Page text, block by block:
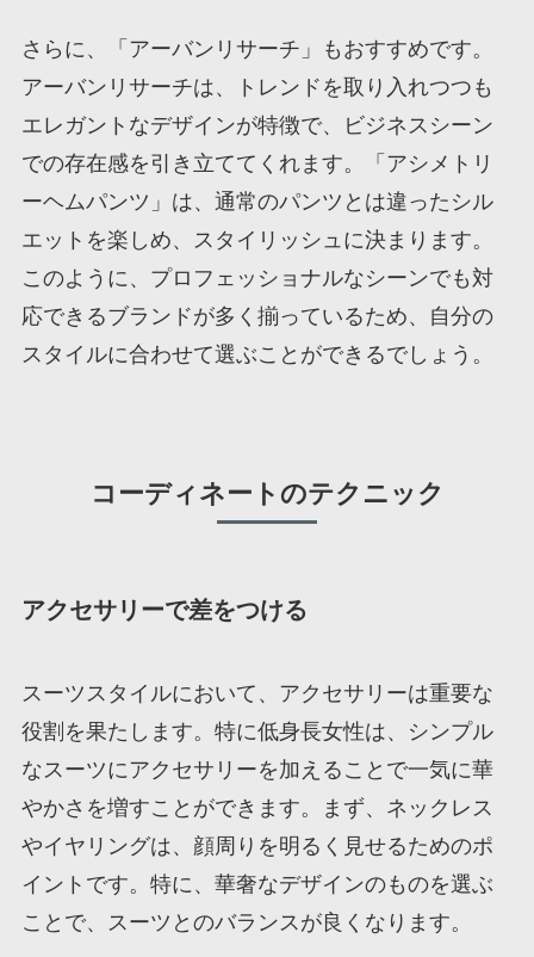
さらに、「アーバンリサーチ」もおすすめです。
アーバンリサーチは、トレンドを取り入れつつも
エレガントなデザインが特徴で、ビジネスシーン
での存在感を引き立ててくれます。「アシメトリ
ーヘムパンツ」は、通常のパンツとは違ったシル
エットを楽しめ、スタイリッシュに決まります。
このように、プロフェッショナルなシーンでも対
応できるブランドが多く揃っているため、自分の
スタイルに合わせて選ぶことができるでしょう。
コーディネートのテクニック
アクセサリーで差をつける
スーツスタイルにおいて、アクセサリーは重要な
役割を果たします。特に低身長女性は、シンプル
なスーツにアクセサリーを加えることで一気に華
やかさを増すことができます。まず、ネックレス
やイヤリングは、顔周りを明るく見せるためのポ
イントです。特に、華奢なデザインのものを選ぶ
ことで、スーツとのバランスが良くなります。